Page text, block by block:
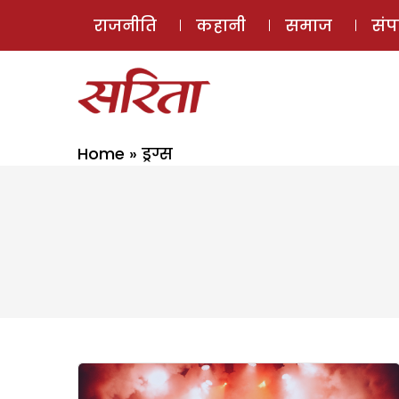
राजनीति कहानी समाज
Home » ड्रग्स